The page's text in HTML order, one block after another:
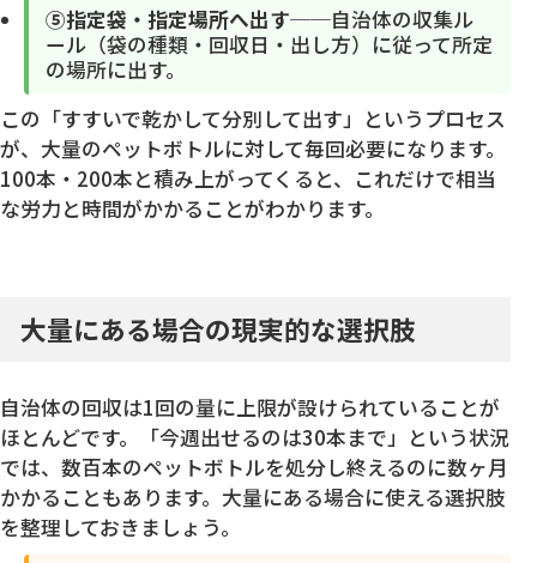
⑤指定袋・指定場所へ出す──自治体の収集ル
ール（袋の種類・回収日・出し方）に従って所定
の場所に出す。
この「すすいで乾かして分別して出す」というプロセス
が、大量のペットボトルに対して毎回必要になります。
100本・200本と積み上がってくると、これだけで相当
な労力と時間がかかることがわかります。
大量にある場合の現実的な選択肢
自治体の回収は1回の量に上限が設けられていることが
ほとんどです。「今週出せるのは30本まで」という状況
では、数百本のペットボトルを処分し終えるのに数ヶ月
かかることもあります。大量にある場合に使える選択肢
を整理しておきましょう。